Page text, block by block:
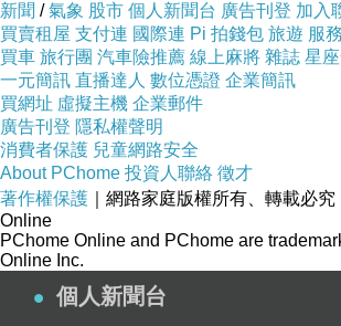
新聞 /氣象 股市 個人新聞台 廣告刊登 加入
買賣租屋 支付連 國際連 Pi 拍錢包 旅遊 服
買車 旅行團 汽車險推薦 線上麻將 雜誌 星
一元簡訊 直播達人 數位憑證 企業簡訊
買網址 虛擬主機 企業郵件
廣告刊登 隱私權聲明
消費者保護 兒童網路安全
About PChome 投資人聯絡 徵才
著作權保護 ｜網路家庭版權所有、轉載必究
Online
PChome Online and PChome are
Online Inc.
個人新聞台